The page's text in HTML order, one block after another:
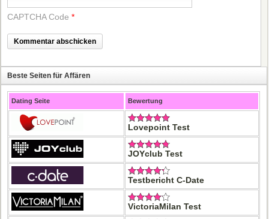
CAPTCHA Code *
Beste Seiten für Affären
Dating Seite Bewertung
Lovepoint Test
JOYclub Test
Testbericht C-Date
VictoriaMilan Test